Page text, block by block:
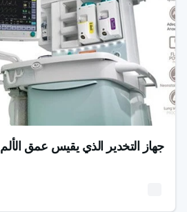
جهاز التخدير الذي يقيس عمق الألم